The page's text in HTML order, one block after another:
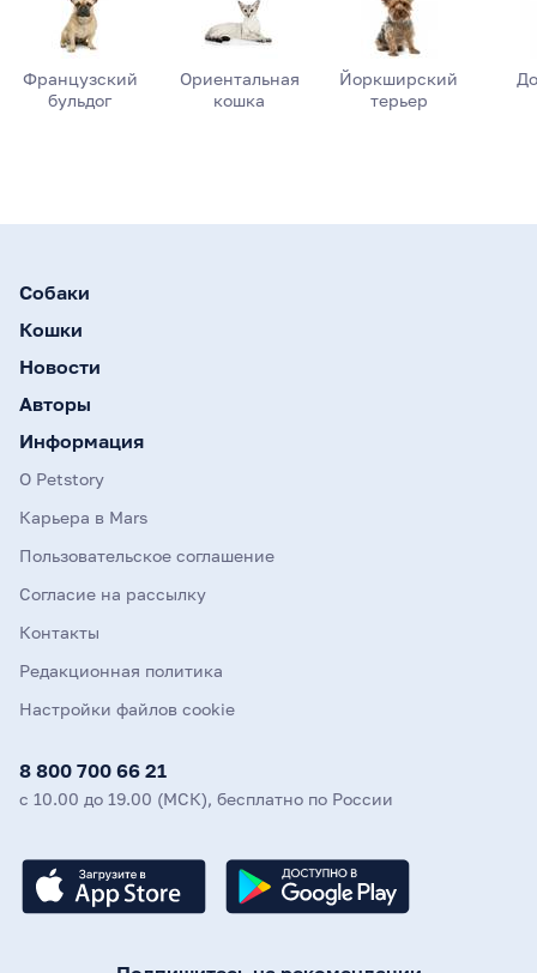
Французский
бульдог
Ориентальная
кошка
Йоркширский
терьер
Собаки
Кошки
Новости
Авторы
Информация
О Petstory
Карьера в Mars
Пользовательское соглашение
Согласие на рассылку
Контакты
Редакционная политика
Настройки файлов cookie
8 800 700 66 21
с 10.00 до 19.00 (МСК), бесплатно по России